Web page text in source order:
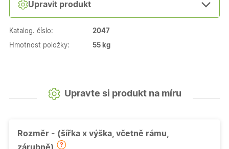
Upravit produkt
Katalog. číslo: 2047
Hmotnost položky: 55 kg
Upravte si produkt na míru
Rozměr - (šířka x výška, včetně rámu,